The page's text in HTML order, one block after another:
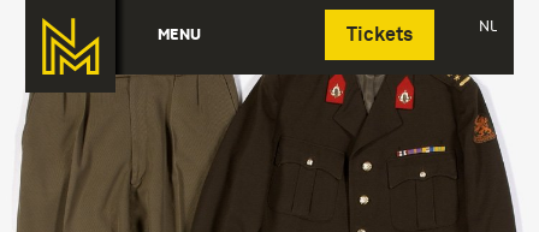
MENU Tickets NL
Deutsch